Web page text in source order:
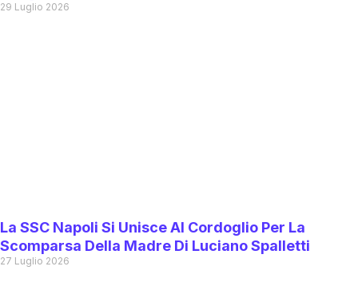
29 Luglio 2026
La SSC Napoli Si Unisce Al Cordoglio Per La
Scomparsa Della Madre Di Luciano Spalletti
27 Luglio 2026